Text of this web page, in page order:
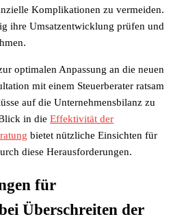
Komplikationen zu vermeiden.
ihre Umsatzentwicklung prüfen und
optimalen Anpassung an die neuen
mit einem Steuerberater ratsam
auf die Unternehmensbilanz zu
in die Effektivität der
bietet nützliche Einsichten für
diese Herausforderungen.
für
Überschreiten der